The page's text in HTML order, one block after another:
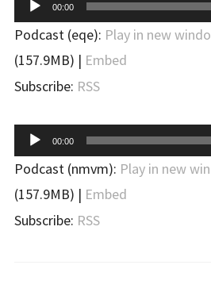
de
áudio
00:00
Podcast (eqe): Play in new
(157.9MB) | Embed
Subscribe: RSS
Tocador
de
áudio
00:00
Podcast (nmvm): Play in new
(157.9MB) | Embed
Subscribe: RSS